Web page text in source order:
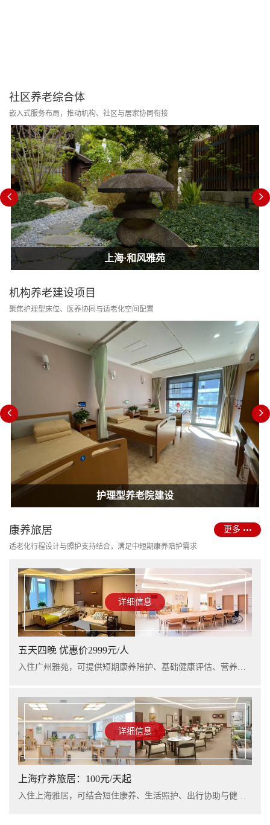
社区养老综合体
嵌入式服务布局，推动机构、社区与居家协同衔接
上海·和风雅苑
上海·和风雅苑
机构养老建设项目
聚焦护理型床位、医养协同与适老化空间配置
消防改造合规
护理型养老院建设
康养旅居
适老化行程设计与照护支持结合，满足中短期康养陪护需求
更多
详细信息
五天四晚 优惠价2999元/人
详细信息
上海疗养旅居：100元/天起
入住上海雅居，可结合短住康养、生活照护、出行协助与健康管理服务，提升长者阶段性休养体验。